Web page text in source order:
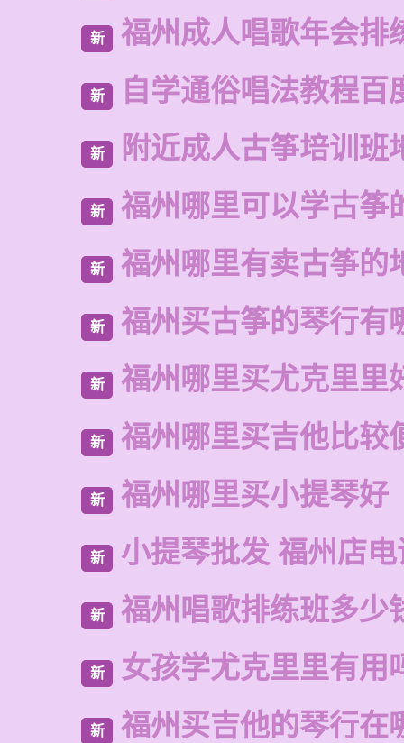
新 福州成人唱歌年会排
新 自学通俗唱法教程百
新 附近成人古筝培训班
新 福州哪里可以学古筝
新 福州哪里有卖古筝的
新 福州买古筝的琴行有
新 福州哪里买尤克里里
新 福州哪里买吉他比较
新 福州哪里买小提琴好
新 小提琴批发 福州店
新 福州唱歌排练班多少
新 女孩学尤克里里有用
新 福州买吉他的琴行在